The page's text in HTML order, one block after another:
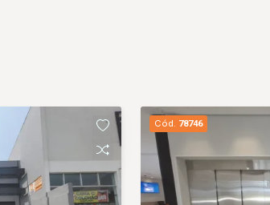
Cód. 78746